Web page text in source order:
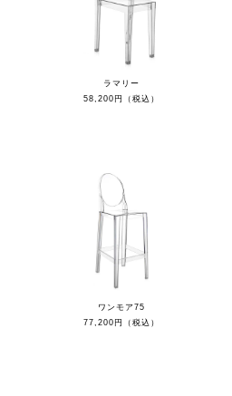
ラマリー
58,200円（税込）
ワンモア75
77,200円（税込）